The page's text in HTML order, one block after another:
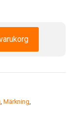
, Märkning,